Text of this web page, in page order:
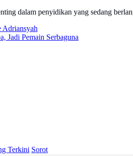
dalam penyidikan yang sedang
Adriansyah
Jadi Pemain Serbaguna
Terkini Sorot